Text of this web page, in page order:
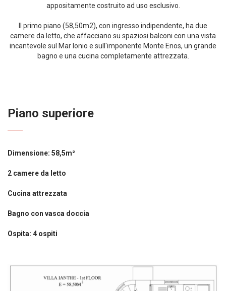
appositamente costruito ad uso esclusivo.
Il primo piano (58,50m2), con ingresso indipendente, ha due
camere da letto, che affacciano su spaziosi balconi con una vista
incantevole sul Mar Ionio e sull'imponente Monte Enos, un grande
bagno e una cucina completamente attrezzata.
Piano superiore
Dimensione: 58,5m²
2 camere da letto
Cucina attrezzata
Bagno con vasca doccia
Ospita: 4 ospiti